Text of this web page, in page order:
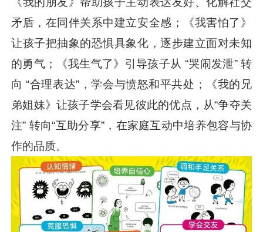
矛盾，在同伴关系中建立安全感；《我害怕了》
让孩子把抽象的恐惧具象化，逐步建立面对未知
的勇气；《我生气了》引导孩子从 “哭闹发泄” 转
向 “合理表达”，学会与愤怒和平共处；《我的兄
弟姐妹》让孩子学会看见彼此的优点，从“争夺关
注” 转向“互助分享”，在家庭互动中培养包容与协
作的品质。